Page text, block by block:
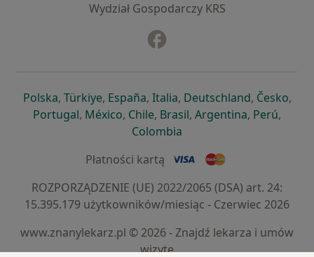
Wydział Gospodarczy KRS
Polskaotwiera się w nowej karcie
, Türkiyeotwiera się w nowej karcie
, Españaotwiera się w nowej karcie
, Italiaotwiera się w nowej
, Deutschlandotwiera się
, Česko,
Portugalotwiera się w nowej karcie
, Méxicootwiera się w nowej karcie
, Chileotwiera się w nowej karcie
, Brasilotwiera się w nowej
, Argentinaotwiera się
, Perú,
Colombia
Płatności kartą
ROZPORZĄDZENIE (UE) 2022/2065 (DSA) art. 24:
15.395.179 użytkowników/miesiąc - Czerwiec 2026
www.znanylekarz.pl © 2026 - Znajdź lekarza i umów
wizytę